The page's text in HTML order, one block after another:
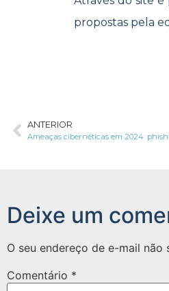
propostas pela
ANTERIOR
Deixe um
O seu endereço de e-mail não
Comentário *